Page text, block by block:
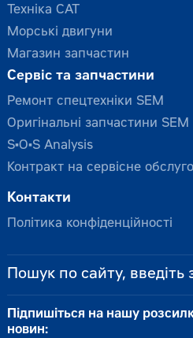
Техніка CAT
Морські двигуни
Магазин запчастин
Сервіс та запчастини
Ремонт спецтехніки SEM
Оригінальні запчастини SEM
S•O•S Analysis
Контракт на сервісне
Контакти
Політика конфіденційності
Підпишіться на нашу
новин: